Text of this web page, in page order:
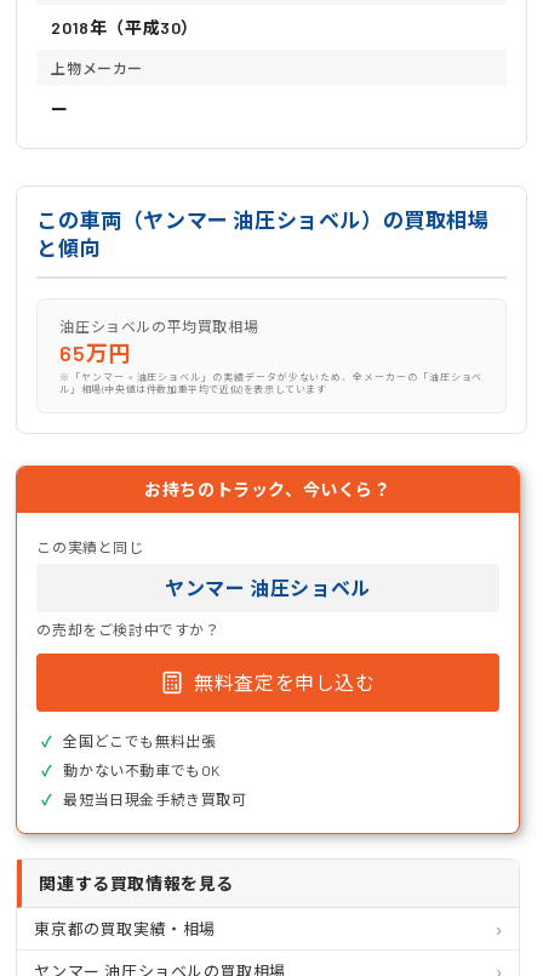
2018年（平成30）
上物メーカー
ー
この車両（ヤンマー 油圧ショベル）の買取相場
と傾向
油圧ショベルの平均買取相場
65万円
※「ヤンマー × 油圧ショベル」の実績データが少ないため、全メーカーの「油圧ショベ
ル」相場(中央値は件数加重平均で近似)を表示しています
お持ちのトラック、今いくら？
この実績と同じ
ヤンマー 油圧ショベル
の売却をご検討中ですか？
無料査定を申し込む
全国どこでも無料出張
動かない不動車でもOK
最短当日現金手続き買取可
関連する買取情報を見る
東京都の買取実績・相場
ヤンマー 油圧ショベルの買取相場